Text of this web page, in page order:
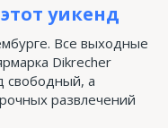
уикенд
Все выходные
Dikrecher
свободный, а
развлечений